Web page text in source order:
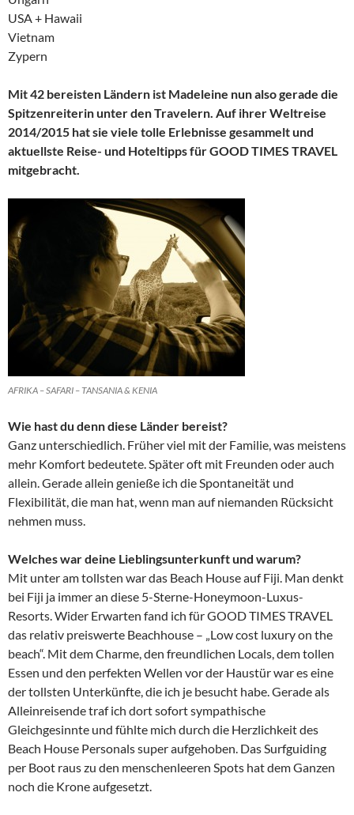
USA + Hawaii
Vietnam
Zypern
Mit 42 bereisten Ländern ist Madeleine nun also gerade die
Spitzenreiterin unter den Travelern. Auf ihrer Weltreise
2014/2015 hat sie viele tolle Erlebnisse gesammelt und
aktuellste Reise- und Hoteltipps für GOOD TIMES TRAVEL
mitgebracht.
AFRIKA – SAFARI – TANSANIA & KENIA
Wie hast du denn diese Länder bereist?
Ganz unterschiedlich. Früher viel mit der Familie, was meistens
mehr Komfort bedeutete. Später oft mit Freunden oder auch
allein. Gerade allein genieße ich die Spontaneität und
Flexibilität, die man hat, wenn man auf niemanden Rücksicht
nehmen muss.
Welches war deine Lieblingsunterkunft und warum?
Mit unter am tollsten war das Beach House auf Fiji. Man denkt
bei Fiji ja immer an diese 5-Sterne-Honeymoon-Luxus-
Resorts. Wider Erwarten fand ich für GOOD TIMES TRAVEL
das relativ preiswerte Beachhouse – „Low cost luxury on the
beach“. Mit dem Charme, den freundlichen Locals, dem tollen
Essen und den perfekten Wellen vor der Haustür war es eine
der tollsten Unterkünfte, die ich je besucht habe. Gerade als
Alleinreisende traf ich dort sofort sympathische
Gleichgesinnte und fühlte mich durch die Herzlichkeit des
Beach House Personals super aufgehoben. Das Surfguiding
per Boot raus zu den menschenleeren Spots hat dem Ganzen
noch die Krone aufgesetzt.